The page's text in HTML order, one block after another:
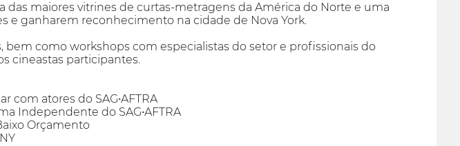
das maiores vitrines de curtas-metragens da América do Norte e uma
e ganharem reconhecimento na cidade de Nova York.
bem como workshops com especialistas do setor e profissionais do
cineastas participantes.
atores do SAG•AFTRA
Independente do SAG•AFTRA
Orçamento